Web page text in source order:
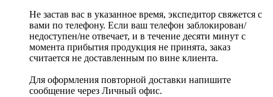
Не застав вас в указанное время, экспедитор свяжется с
вами по телефону. Если ваш телефон заблокирован/
недоступен/не отвечает, и в течение десяти минут с
момента прибытия продукция не принята, заказ
считается не доставленным по вине клиента.
Для оформления повторной доставки напишите
сообщение через Личный офис.